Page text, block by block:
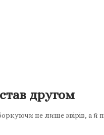
другом
не лише звірів, а й